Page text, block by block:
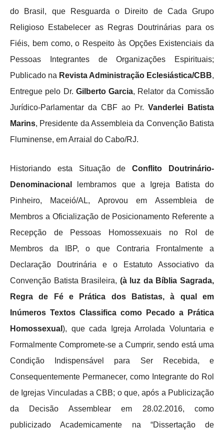
do Brasil, que Resguarda o Direito de Cada Grupo
Religioso Estabelecer as Regras Doutrinárias para os
Fiéis, bem como, o Respeito às Opções Existenciais da
Pessoas Integrantes de Organizações Espirituais;
Publicado na Revista Administração Eclesiástica/CBB,
Entregue pelo Dr. Gilberto Garcia, Relator da Comissão
Jurídico-Parlamentar da CBF ao Pr. Vanderlei Batista
Marins, Presidente da Assembleia da Convenção Batista
Fluminense, em Arraial do Cabo/RJ.
Historiando esta Situação deConflito Doutrinário-
Denominacional
lembramos que a Igreja Batista do
Pinheiro, Maceió/AL, Aprovou em Assembleia de
Membros a Oficialização de Posicionamento Referente a
Recepção de Pessoas Homossexuais no Rol de
Membros da IBP, o que Contraria Frontalmente a
Declaração Doutrinária e o Estatuto Associativo da
Convenção Batista Brasileira, (à luz da Bíblia Sagrada,
Regra de Fé e Prática dos Batistas, à qual em
Inúmeros Textos Classifica como Pecado a Prática
Homossexual ), que cada Igreja Arrolada Voluntaria e
Formalmente Compromete-se a Cumprir, sendo está uma
Condição Indispensável para Ser Recebida, e
Consequentemente Permanecer, como Integrante do Rol
de Igrejas Vinculadas a CBB; o que, após a Publicização
da Decisão Assemblear em 28.02.2016, como
publicizado Academicamente na “Dissertação de